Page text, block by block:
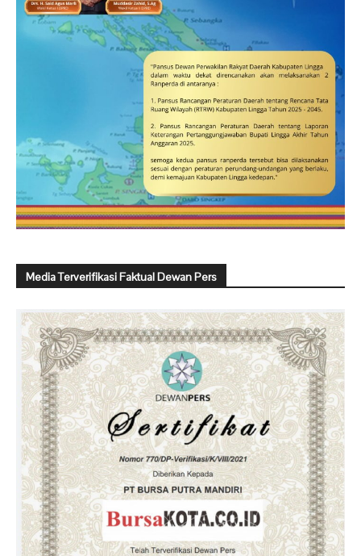
Media Terverifikasi Faktual Dewan Pers